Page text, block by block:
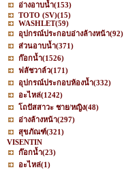
อ่างอาบน้ำ(153)
TOTO (SV)(15)
WASHLET(59)
อุปกรณ์ประกอบอ่างล้างหน้า(92)
ส่วนอาบน้ำ(371)
ก๊อกน้ำ(1526)
ฟลัชวาล์ว(171)
อุปกรณ์ประกอบห้องน้ำ(332)
อะไหล่(1242)
โถปัสสาวะ ชาย/หญิง(48)
อ่างล้างหน้า(297)
สุขภัณฑ์(321)
VISENTIN
ก๊อกน้ำ(23)
อะไหล่(1)